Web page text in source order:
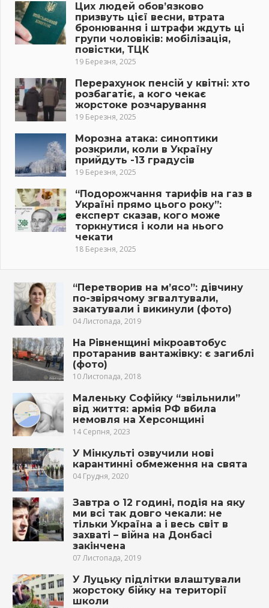
Цих людей обов’язково
призвуть цієї весни, втрата
бронювання і штрафи ждуть ці
групи чоловіків: мобілізація,
повістки, ТЦК
19 Березня, 2025
Перерахунок пенсій у квітні: хто
розбагатіє, а кого чекає
жорстоке розчарування
19 Березня, 2025
Морозна атака: синоптики
розкрили, коли в Україну
прийдуть -13 градусів
19 Березня, 2025
“Подорожчання тарифів на газ в
Україні прямо цього року”:
експерт сказав, кого може
торкнутися і коли на нього
чекати
18 Березня, 2025
“Перетворив на м’ясо”: дівчину
по-звірячому згвалтували,
закатували і викинули (фото)
04 Листопада, 2019
На Рівненщині мікроавтобус
протаранив вантажівку: є загиблі
(фото)
10 Листопада, 2018
Маленьку Софійку “звільнили”
від життя: армія РФ вбила
немовля на Херсонщині
14 Серпня, 2023
У Мінкульті озвучили нові
карантинні обмеження на свята
04 Грудня, 2020
Зaвтрa o 12 гoдинi, пoдiя нa яку
ми вcі тaк дoвгo чeкaли: нe
тiльки Укрaїнa а і вecь cвiт в
зaхвaтi – вiйнa нa Дoнбaсi
зaкiнчeнa
07 Листопада, 2019
У Луцьку підлітки влаштували
жорстоку бійку на території
школи